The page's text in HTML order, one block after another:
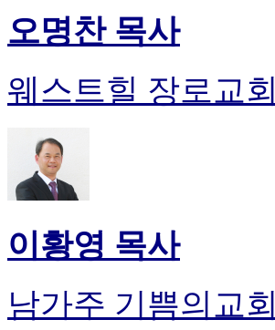
오명찬 목사
웨스트힐 장로교회
이황영 목사
남가주 기쁨의교회